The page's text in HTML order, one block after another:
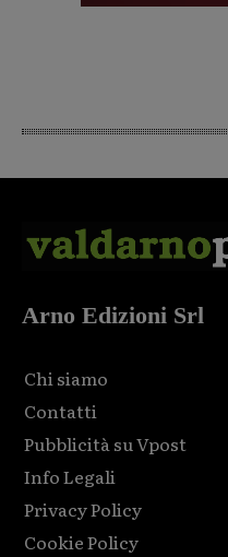
Arno Edizioni Srl
Chi siamo
Contatti
Pubblicità su Vpost
Info Legali
Privacy Policy
Cookie Policy